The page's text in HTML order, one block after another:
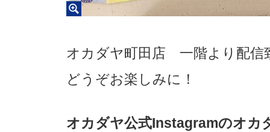
オカダヤ町田店 一階より配信
どうぞお楽しみに！
オカダヤ公式Instagramのオカ